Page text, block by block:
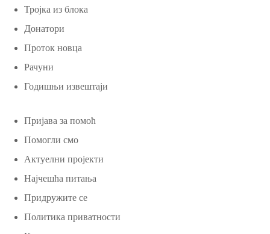
Тројка из блока
Донатори
Проток новца
Рачуни
Годишњи извештаји
Пријава за помоћ
Помогли смо
Актуелни пројекти
Најчешћа питања
Придружите се
Политика приватности